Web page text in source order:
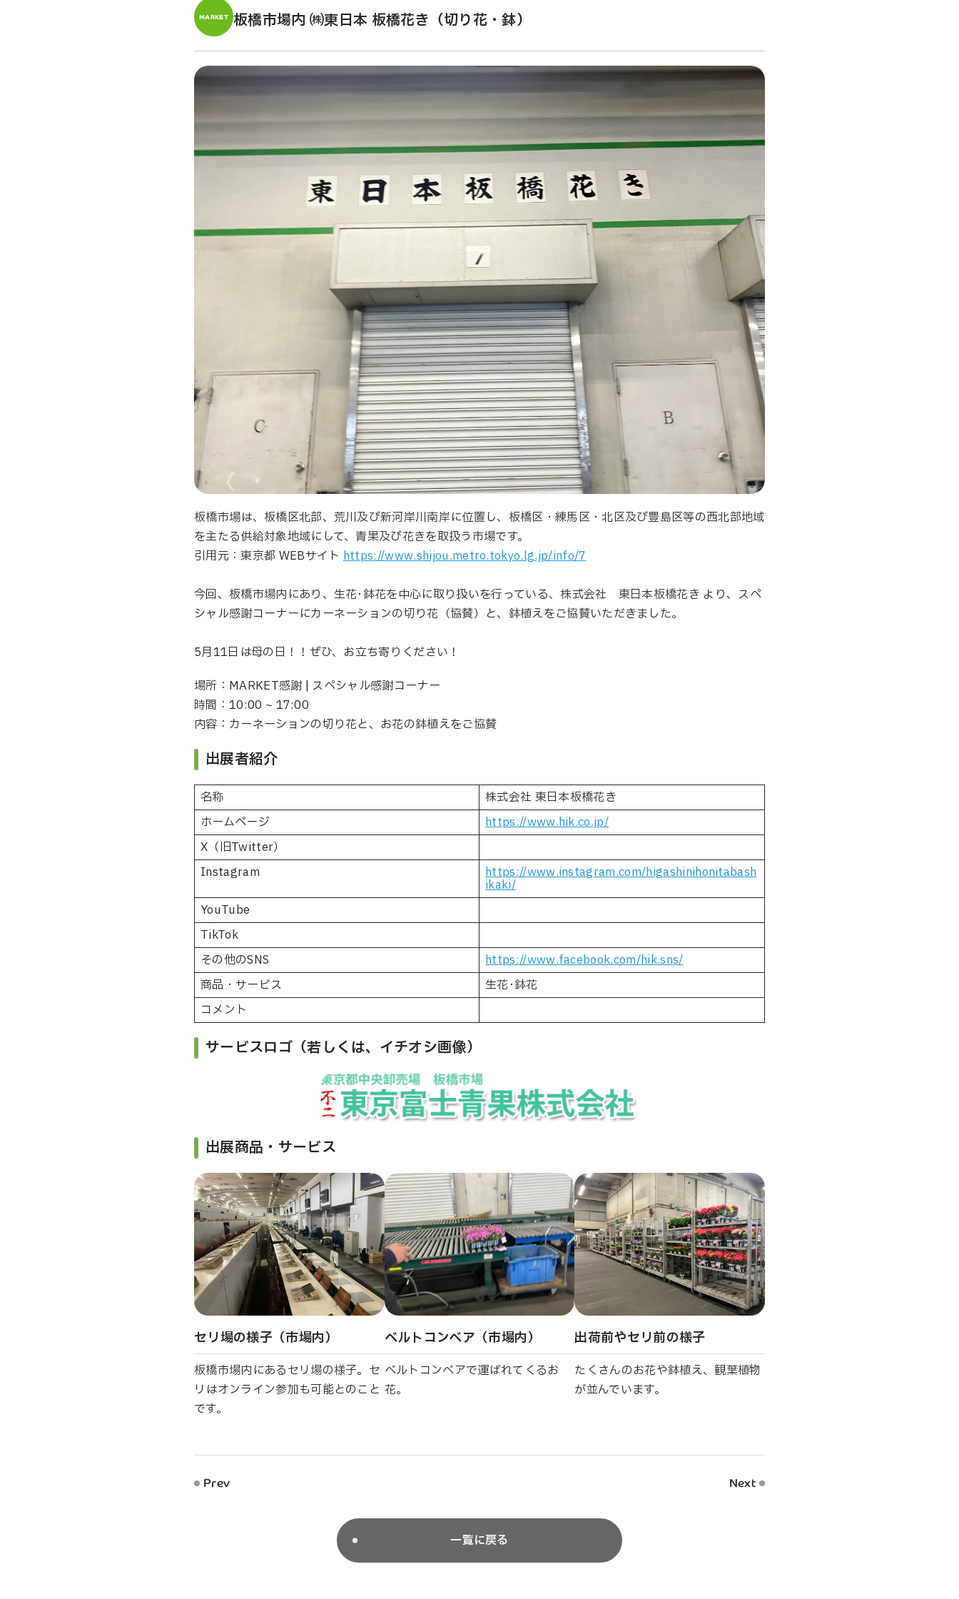
MARKET 板橋市場内 ㈱東日本 板橋花き（切り花・鉢）
板橋市場は、板橋区北部、荒川及び新河岸川南岸に位置し、板橋区・練馬区・北区及び豊島区等の西北部地域
を主たる供給対象地域にして、青果及び花きを取扱う市場です。
引用元：東京都 WEBサイトhttps://www.shijou.metro.tokyo.lg.jp/info/7
今回、板橋市場内にあり、生花･鉢花を中心に取り扱いを行っている、株式会社 東日本板橋花き より、スペ
シャル感謝コーナーにカーネーションの切り花（協賛）と、鉢植えをご協賛いただきました。
5月11日は母の日！！ぜひ、お立ち寄りください！
場所：MARKET感謝 | スペシャル感謝コーナー
時間：10:00 ~ 17:00
内容：カーネーションの切り花と、お花の鉢植えをご協賛
出展者紹介
名称
株式会社 東日本板橋花き
ホームページ
https://www.hik.co.jp/
X（旧Twitter）
Instagram
https://www.instagram.com/higashinihonitabash
ikaki/
YouTube
TikTok
その他のSNS
https://www.facebook.com/hik.sns/
商品・サービス
生花･鉢花
コメント
サービスロゴ（若しくは、イチオシ画像）
出展商品・サービス
セリ場の様子（市場内）
板橋市場内にあるセリ場の様子。セ
リはオンライン参加も可能とのこと
です。
ベルトコンベア（市場内）
ベルトコンベアで運ばれてくるお
花。
出荷前やセリ前の様子
たくさんのお花や鉢植え、観葉植物
が並んでいます。
Prev Next
一覧に戻る